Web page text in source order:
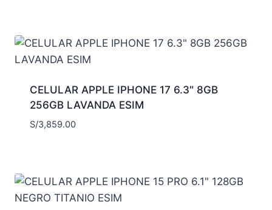
CELULAR APPLE IPHONE 17 6.3″ 8GB
256GB LAVANDA ESIM
S/3,859.00